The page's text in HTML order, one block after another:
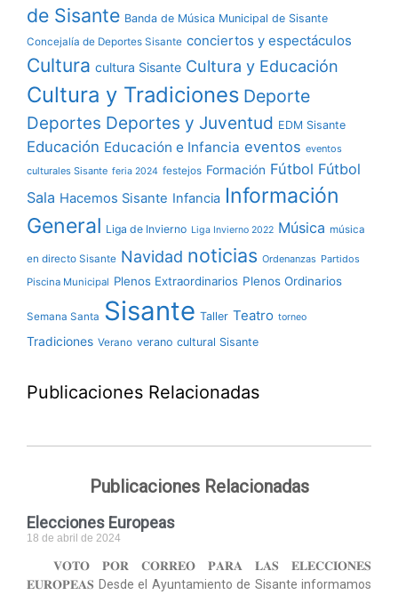
de Sisante Banda de Música Municipal de Sisante
Concejalía de Deportes Sisante conciertos y espectáculos
Cultura cultura Sisante Cultura y Educación
Cultura y Tradiciones Deporte
Deportes Deportes y Juventud EDM Sisante
Educación Educación e Infancia eventos eventos
culturales Sisante feria 2024 festejos Formación Fútbol Fútbol
Sala Hacemos Sisante Infancia Información
General Liga de Invierno Liga Invierno 2022 Música música
en directo Sisante Navidad noticias Ordenanzas Partidos
Piscina Municipal Plenos Extraordinarios Plenos Ordinarios
Semana Santa Sisante Taller Teatro torneo
Tradiciones Verano verano cultural Sisante
Publicaciones Relacionadas
Publicaciones Relacionadas
Elecciones Europeas
18 de abril de 2024
𝐕𝐎𝐓𝐎 𝐏𝐎𝐑 𝐂𝐎𝐑𝐑𝐄𝐎 𝐏𝐀𝐑𝐀 𝐋𝐀𝐒 𝐄𝐋𝐄𝐂𝐂𝐈𝐎𝐍𝐄𝐒
𝐄𝐔𝐑𝐎𝐏𝐄𝐀𝐒 Desde el Ayuntamiento de Sisante informamos